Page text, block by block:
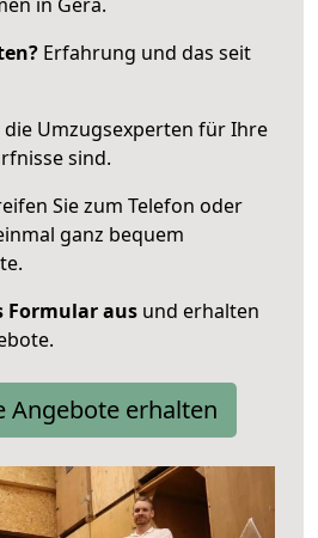
Erfahrung und das seit
die Umzugsexperten für Ihre
sind.
Sie zum Telefon oder
ganz bequem
Formular aus und erhalten
Angebote erhalten